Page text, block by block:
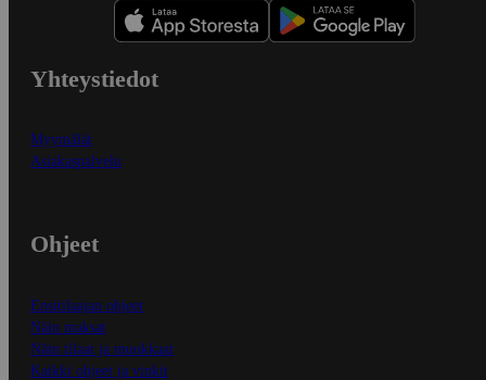
Yhteystiedot
Myymälät
Asiakaspalvelu
Ohjeet
Ensitilaajan ohjeet
Näin maksat
Näin tilaat ja muokkaat
Kaikki ohjeet ja vinkit